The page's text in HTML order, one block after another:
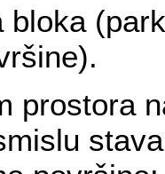
bloka
prostora